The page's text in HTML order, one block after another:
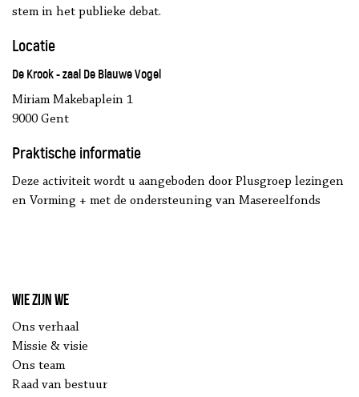
stem in het publieke debat.
Locatie
De Krook - zaal De Blauwe Vogel
Miriam Makebaplein 1
9000 Gent
Praktische informatie
Deze activiteit wordt u aangeboden door Plusgroep lezingen
en Vorming + met de ondersteuning van Masereelfonds
Wie zijn we
Ons verhaal
Missie & visie
Ons team
Raad van bestuur